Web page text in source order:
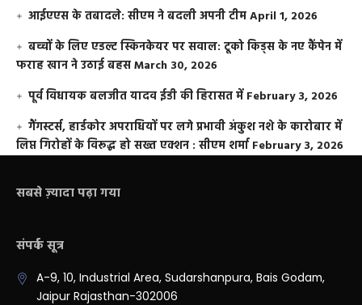
आईएएस के तबादले: सीएम ने बदली अपनी टीमApril 1, 2026
बच्चों के लिए एडल्ट स्किनकेयर पर सवाल: टूको किड्स के नए कैंपेन में
फराह खान ने उठाई बहसMarch 30, 2026
पूर्व विधायक बलजीत यादव ईडी की हिरासत में February 3, 2026
गैंगस्टर्स, हार्डकोर अपराधियों पर लगे प्रभावी अंकुश नशे के कारोबार में
लिप्त गिरोहों के विरूद्ध हो सख्त एक्शन : सीएम शर्मा February 3, 2026
सबसे ज़्यादा पढ़ा गया
संपर्क सूत्र
A-9, 10, Industrial Area, Sudarshanpura, Bais Godam,
Jaipur Rajasthan-302006